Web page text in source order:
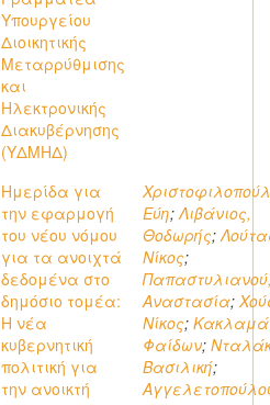
Υπουργείου
Διοικητικής
Μεταρρύθμισης
και
Ηλεκτρονικής
Διακυβέρνησης
(ΥΔΜΗΔ)
Ημερίδα για
την εφαρμογή
του νέου νόμου
για τα ανοιχτά
δεδομένα στο
δημόσιο τομέα:
Η νέα
κυβερνητική
πολιτική για
την ανοικτή
Εύη;Λιβάνιος,
Θοδωρής;
Νίκος;
Αναστασία;
Νίκος;
Φαίδων;
Βασιλική;